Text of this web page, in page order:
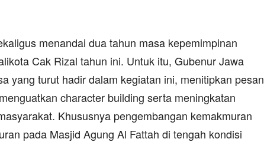
menandai dua tahun masa kepemimpinan
Cak Rizal tahun ini. Untuk itu, Gubenur Jawa
yang turut hadir dalam kegiatan ini, menitipkan pesan
character building serta meningkatan
Khususnya pengembangan kemakmuran
pada Masjid Agung Al Fattah di tengah kondisi